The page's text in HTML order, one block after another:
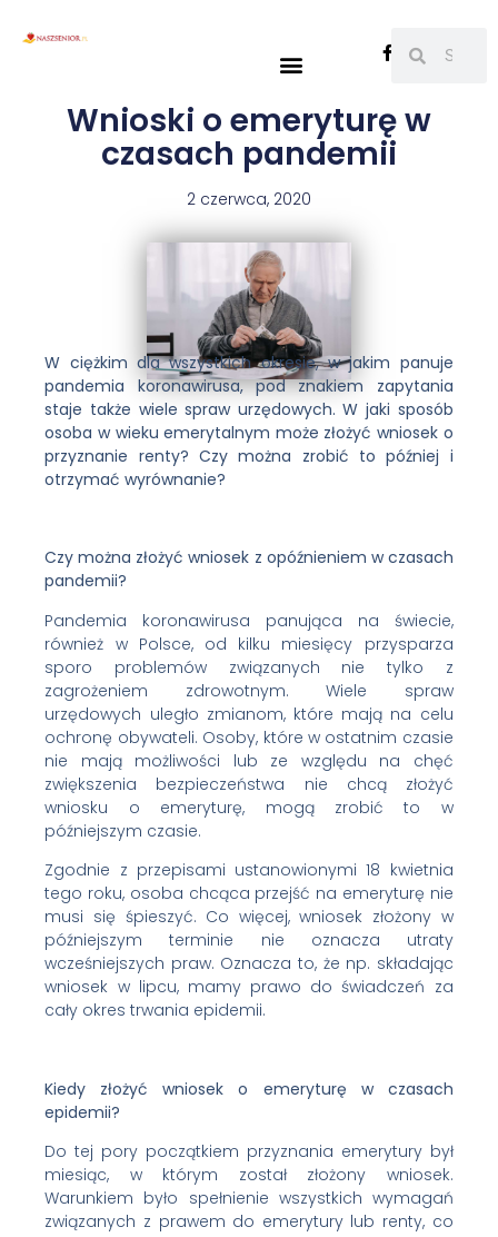
Wnioski o emeryturę w
czasach pandemii
2 czerwca, 2020
W ciężkim dla wszystkich okresie, w jakim panuje
pandemia koronawirusa, pod znakiem zapytania
staje także wiele spraw urzędowych. W jaki sposób
osoba w wieku emerytalnym może złożyć wniosek o
przyznanie renty? Czy można zrobić to później i
otrzymać wyrównanie?
Czy można złożyć wniosek z opóźnieniem w czasach
pandemii?
Pandemia koronawirusa panująca na świecie,
również w Polsce, od kilku miesięcy przysparza
sporo problemów związanych nie tylko z
zagrożeniem zdrowotnym. Wiele spraw
urzędowych uległo zmianom, które mają na celu
ochronę obywateli. Osoby, które w ostatnim czasie
nie mają możliwości lub ze względu na chęć
zwiększenia bezpieczeństwa nie chcą złożyć
wniosku o emeryturę, mogą zrobić to w
późniejszym czasie.
Zgodnie z przepisami ustanowionymi 18 kwietnia
tego roku, osoba chcąca przejść na emeryturę nie
musi się śpieszyć. Co więcej, wniosek złożony w
późniejszym terminie nie oznacza utraty
wcześniejszych praw. Oznacza to, że np. składając
wniosek w lipcu, mamy prawo do świadczeń za
cały okres trwania epidemii.
Kiedy złożyć wniosek o emeryturę w czasach
epidemii?
Do tej pory początkiem przyznania emerytury był
miesiąc, w którym został złożony wniosek.
Warunkiem było spełnienie wszystkich wymagań
związanych z prawem do emerytury lub renty, co